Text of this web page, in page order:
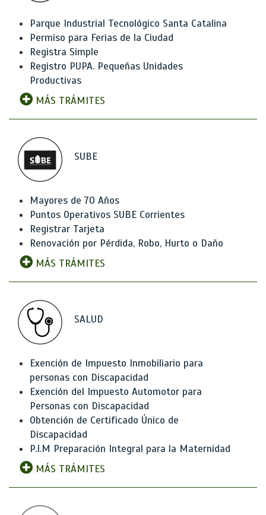
Parque Industrial Tecnológico Santa Catalina
Permiso para Ferias de la Ciudad
Registra Simple
Registro PUPA. Pequeñas Unidades
Productivas
MÁS TRÁMITES
SUBE
Mayores de 70 Años
Puntos Operativos SUBE Corrientes
Registrar Tarjeta
Renovación por Pérdida, Robo, Hurto o Daño
MÁS TRÁMITES
SALUD
Exención de Impuesto Inmobiliario para
personas con Discapacidad
Exención del Impuesto Automotor para
Personas con Discapacidad
Obtención de Certificado Único de
Discapacidad
P.I.M Preparación Integral para la Maternidad
MÁS TRÁMITES